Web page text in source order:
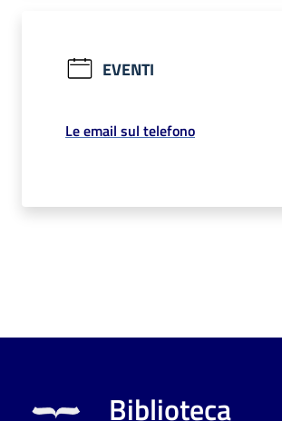
EVENTI
Le email sul telefono
Biblioteca